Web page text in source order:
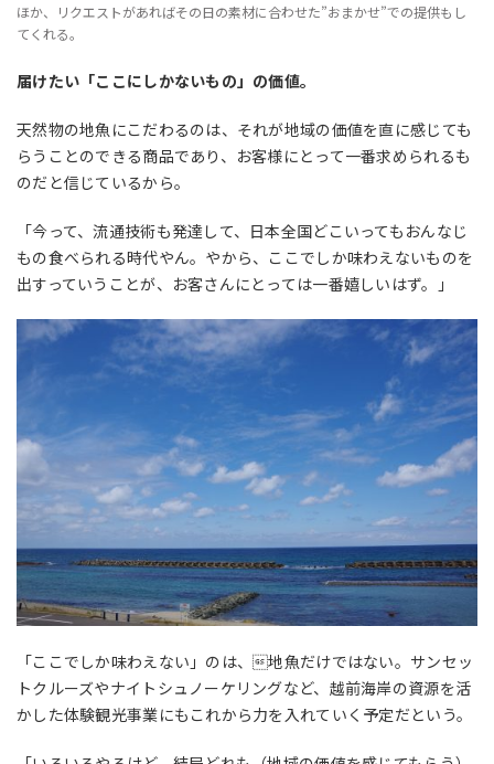
ほか、リクエストがあればその日の素材に合わせた”おまかせ”での提供もし
てくれる。
届けたい「ここにしかないもの」の価値。
天然物の地魚にこだわるのは、それが地域の価値を直に感じても
らうことのできる商品であり、お客様にとって一番求められるも
のだと信じているから。
「今って、流通技術も発達して、日本全国どこいってもおんなじ
もの食べられる時代やん。やから、ここでしか味わえないものを
出すっていうことが、お客さんにとっては一番嬉しいはず。」
「ここでしか味わえない」のは、地魚だけではない。サンセッ
トクルーズやナイトシュノーケリングなど、越前海岸の資源を活
かした体験観光事業にもこれから力を入れていく予定だという。